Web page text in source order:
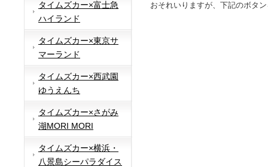
タイムズカー×富士急
ハイランド
タイムズカー×東京サ
マーランド
タイムズカー×西武園
ゆうえんち
タイムズカー×さがみ
湖MORI MORI
タイムズカー×横浜・
八景島シーパラダイス
おそれいりますが、下記のボタ